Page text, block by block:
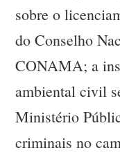
sobre o
do Conselho
CONAMA; a
ambiental civil
Ministério
criminais no